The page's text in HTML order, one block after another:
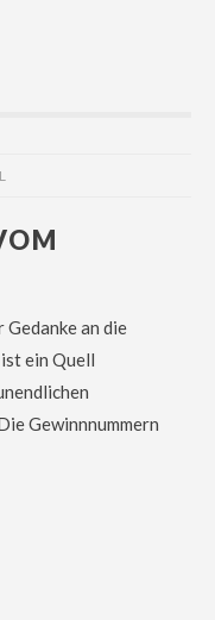
an die
ein Quell
Gewinnnummern